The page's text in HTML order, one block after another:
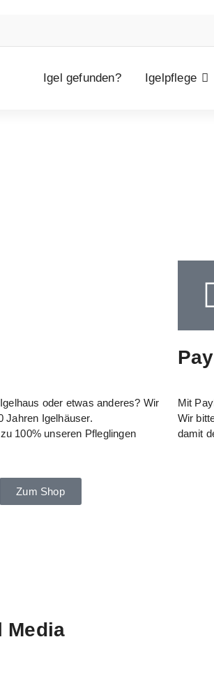
Igel gefunden? Igelpflege
oder etwas anderes? Wir
Jahren Igelhäuser.
100% unseren Pfleglingen
Zum Shop
Mit
Wir
damit
Media